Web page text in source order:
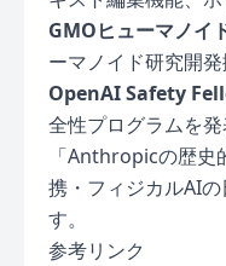
GMOヒューマノイ
ーマノイド研究開
OpenAI Safety
全性プログラムを発
「Anthropicの歴史
携・フィジカルAI
す。
参考リンク